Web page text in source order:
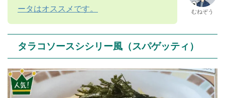
ータはオススメです。
むねぞう
タラコソースシシリー風（スパゲッティ）